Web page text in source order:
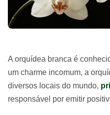
A orquídea branca é
um charme incomum, a
diversos locais do mundo,
responsável por emitir